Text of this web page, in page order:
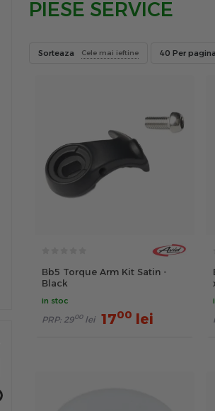
PIESE SERVICE
Sorteaza Cele mai ieftine 40 Per pagina
Bb5 Torque Arm Kit Satin -
Black
in stoc
PRP: 2900 lei 1700 lei